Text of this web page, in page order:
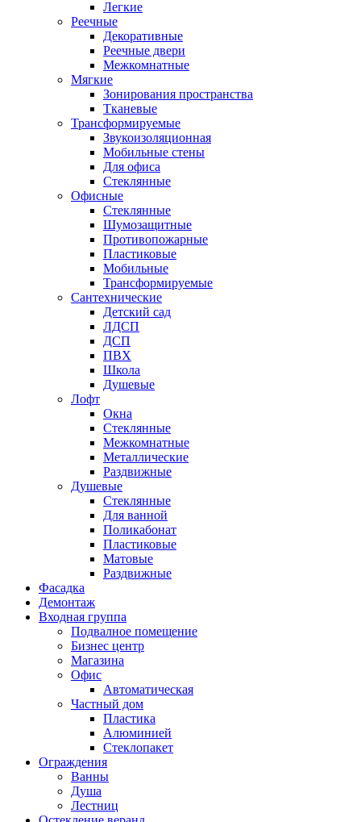
Легкие
Реечные
Декоративные
Реечные двери
Межкомнатные
Мягкие
Зонирования пространства
Тканевые
Трансформируемые
Звукоизоляционная
Мобильные стены
Для офиса
Стеклянные
Офисные
Стеклянные
Шумозащитные
Противопожарные
Пластиковые
Мобильные
Трансформируемые
Сантехнические
Детский сад
ЛДСП
ДСП
ПВХ
Школа
Душевые
Лофт
Окна
Стеклянные
Межкомнатные
Металлические
Раздвижные
Душевые
Стеклянные
Для ванной
Поликабонат
Пластиковые
Матовые
Раздвижные
Фасадка
Демонтаж
Входная группа
Подвалное помещение
Бизнес центр
Магазина
Офис
Автоматическая
Частный дом
Пластика
Алюминией
Стеклопакет
Ограждения
Ванны
Душа
Лестниц